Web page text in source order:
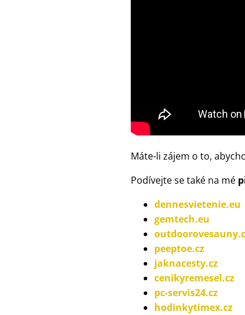
Máte-li zájem o to,
Podívejte se také na mé
dennesvietenie.eu
gemtech.eu
peeptoe.cz
jaknacesty.cz
cenikyremesel.cz
pc-servis24.cz
hodinkytimex.cz